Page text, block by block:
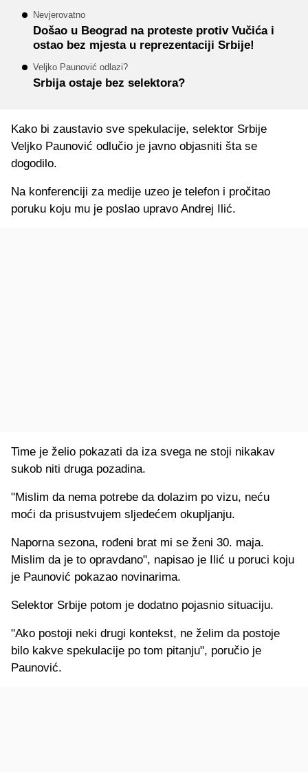
Nevjerovatno
Došao u Beograd na proteste protiv Vučića i
ostao bez mjesta u reprezentaciji Srbije!
Veljko Paunović odlazi?
Srbija ostaje bez selektora?
Kako bi zaustavio sve spekulacije, selektor Srbije
Veljko Paunović odlučio je javno objasniti šta se
dogodilo.
Na konferenciji za medije uzeo je telefon i pročitao
poruku koju mu je poslao upravo Andrej Ilić.
Time je želio pokazati da iza svega ne stoji nikakav
sukob niti druga pozadina.
"Mislim da nema potrebe da dolazim po vizu, neću
moći da prisustvujem sljedećem okupljanju.
Naporna sezona, rođeni brat mi se ženi 30. maja.
Mislim da je to opravdano", napisao je Ilić u poruci koju
je Paunović pokazao novinarima.
Selektor Srbije potom je dodatno pojasnio situaciju.
"Ako postoji neki drugi kontekst, ne želim da postoje
bilo kakve spekulacije po tom pitanju", poručio je
Paunović.